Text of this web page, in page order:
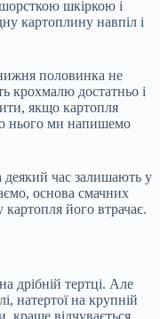
шкіркою і
картоплину навпіл і
половинка не
крохмалю достатньо і
якщо картопля
нього ми напишемо
час залишають у
основа смачних
його втрачає.
дрібній тертці. Але
натертої на крупній